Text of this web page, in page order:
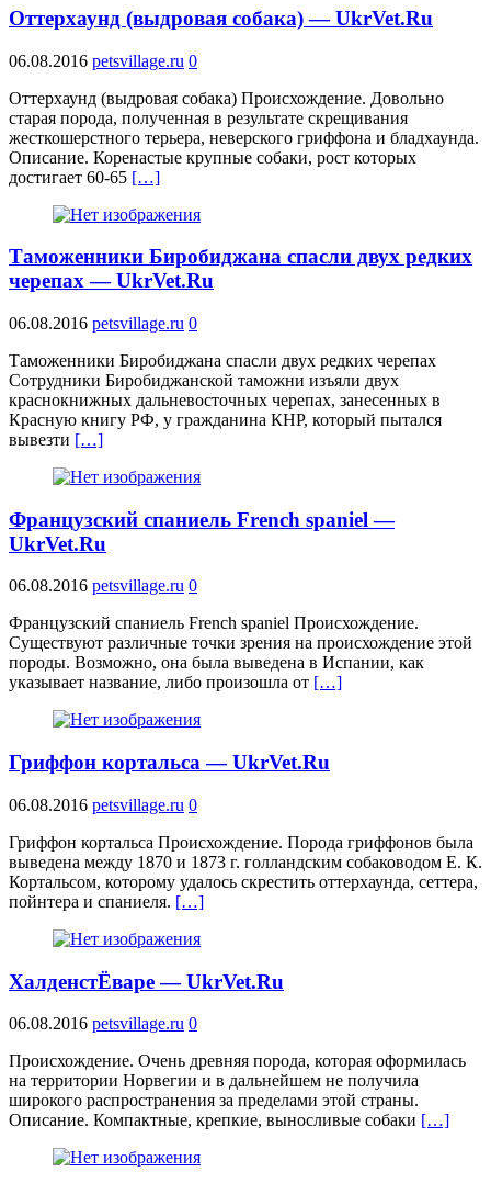
Оттерхаунд (выдровая собака) — UkrVet.Ru
06.08.2016 petsvillage.ru 0
Оттерхаунд (выдровая собака) Происхождение. Довольно
старая порода, полученная в результате скрещивания
жесткошерстного терьера, неверского гриффона и бладхаунда.
Описание. Коренастые крупные собаки, рост которых
достигает 60-65 […]
Таможенники Биробиджана спасли двух редких
черепах — UkrVet.Ru
06.08.2016 petsvillage.ru 0
Таможенники Биробиджана спасли двух редких черепах
Сотрудники Биробиджанской таможни изъяли двух
краснокнижных дальневосточных черепах, занесенных в
Красную книгу РФ, у гражданина КНР, который пытался
вывезти […]
Французский спаниель French spaniel —
UkrVet.Ru
06.08.2016 petsvillage.ru 0
Французский спаниель French spaniel Происхождение.
Существуют различные точки зрения на происхождение этой
породы. Возможно, она была выведена в Испании, как
указывает название, либо произошла от […]
Гриффон кортальса — UkrVet.Ru
06.08.2016 petsvillage.ru 0
Гриффон кортальса Происхождение. Порода гриффонов была
выведена между 1870 и 1873 г. голландским собаководом Е. К.
Кортальсом, которому удалось скрестить оттерхаунда, сеттера,
пойнтера и спаниеля. […]
ХалденстЁваре — UkrVet.Ru
06.08.2016 petsvillage.ru 0
Происхождение. Очень древняя порода, которая оформилась
на территории Норвегии и в дальнейшем не получила
широкого распространения за пределами этой страны.
Описание. Компактные, крепкие, выносливые собаки […]